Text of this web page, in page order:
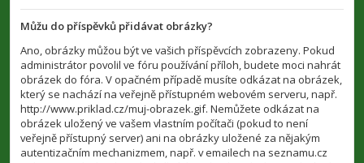
Můžu do příspěvků přidávat obrázky?
Ano, obrázky můžou být ve vašich příspěvcích zobrazeny. Pokud
administrátor povolil ve fóru používání příloh, budete moci nahrát
obrázek do fóra. V opačném případě musíte odkázat na obrázek,
který se nachází na veřejně přístupném webovém serveru, např.
http://www.priklad.cz/muj-obrazek.gif. Nemůžete odkázat na
obrázek uložený ve vašem vlastním počítači (pokud to není
veřejně přístupný server) ani na obrázky uložené za nějakým
autentizačním mechanizmem, např. v emailech na seznamu.cz